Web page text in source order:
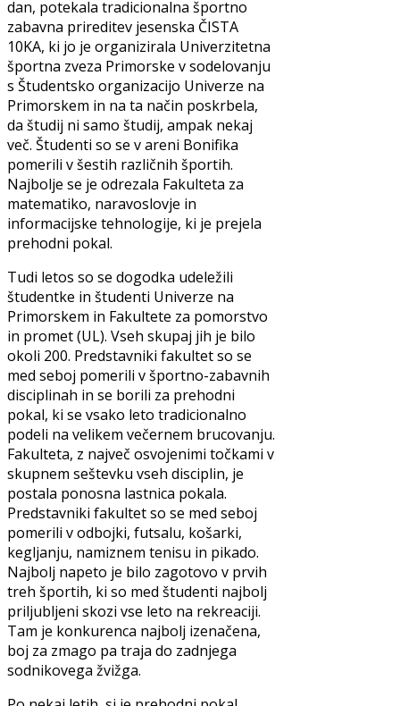
dan, potekala tradicionalna športno
zabavna prireditev jesenska ČISTA
10KA, ki jo je organizirala Univerzitetna
športna zveza Primorske v sodelovanju
s Študentsko organizacijo Univerze na
Primorskem in na ta način poskrbela,
da študij ni samo študij, ampak nekaj
več. Študenti so se v areni Bonifika
pomerili v šestih različnih športih.
Najbolje se je odrezala Fakulteta za
matematiko, naravoslovje in
informacijske tehnologije, ki je prejela
prehodni pokal.
Tudi letos so se dogodka udeležili
študentke in študenti Univerze na
Primorskem in Fakultete za pomorstvo
in promet (UL). Vseh skupaj jih je bilo
okoli 200. Predstavniki fakultet so se
med seboj pomerili v športno-zabavnih
disciplinah in se borili za prehodni
pokal, ki se vsako leto tradicionalno
podeli na velikem večernem brucovanju.
Fakulteta, z največ osvojenimi točkami v
skupnem seštevku vseh disciplin, je
postala ponosna lastnica pokala.
Predstavniki fakultet so se med seboj
pomerili v odbojki, futsalu, košarki,
kegljanju, namiznem tenisu in pikado.
Najbolj napeto je bilo zagotovo v prvih
treh športih, ki so med študenti najbolj
priljubljeni skozi vse leto na rekreaciji.
Tam je konkurenca najbolj izenačena,
boj za zmago pa traja do zadnjega
sodnikovega žvižga.